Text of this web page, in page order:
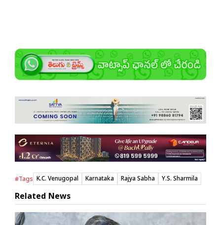
#Tags K.C. Venugopal Karnataka Rajya Sabha Y.S. Sharmila
Related News